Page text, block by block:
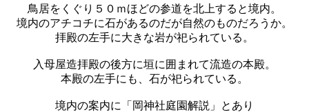
鳥居をくぐり５０ｍほどの参道を北上すると境内。
境内のアチコチに石があるのだが自然のものだろうか。
拝殿の左手に大きな岩が祀られている。
入母屋造拝殿の後方に垣に囲まれて流造の本殿。
本殿の左手にも、石が祀られている。
境内の案内に「岡神社庭園解説」とあり